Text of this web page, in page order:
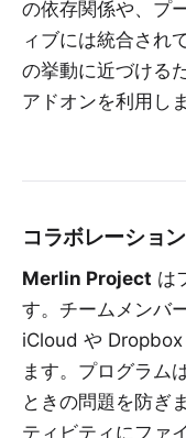
の依存関係や、プ
ィブには統合され
の挙動に近づける
アドオンを利用しま
コラボレーション
Merlin Project は
す。チームメンバ
iCloud や Dropbox
ます。プログラム
ときの問題を防ぎ
ティビティにファ